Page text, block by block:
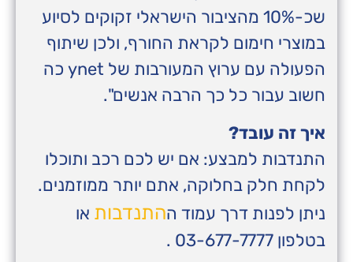
שכ-10% מהציבור הישראלי זקוקים לסיוע
במוצרי חימום לקראת החורף, ולכן שיתוף
הפעולה עם ערוץ המעורבות של ynet כה
חשוב עבור כל כך הרבה אנשים".
איך זה עובד?
התנדבות למבצע: אם יש לכם רכב ותוכלו
לקחת חלק בחלוקה, אתם יותר ממוזמנים.
ניתן לפנות דרך עמוד ההתנדבות או
בטלפון 03-677-7777 .